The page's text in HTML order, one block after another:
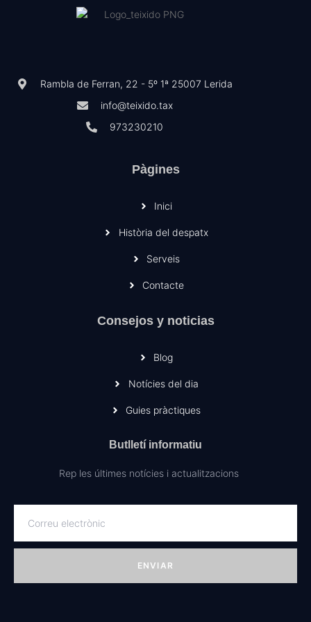
Rambla de Ferran, 22 - 5º 1ª 25007 Lerida
info@teixido.tax
973230210
Pàgines
Inici
Història del despatx
Serveis
Contacte
Consejos y noticias
Blog
Notícies del dia
Guies pràctiques
Butlletí informatiu
Rep les últimes notícies i actualitzacions
ENVIAR